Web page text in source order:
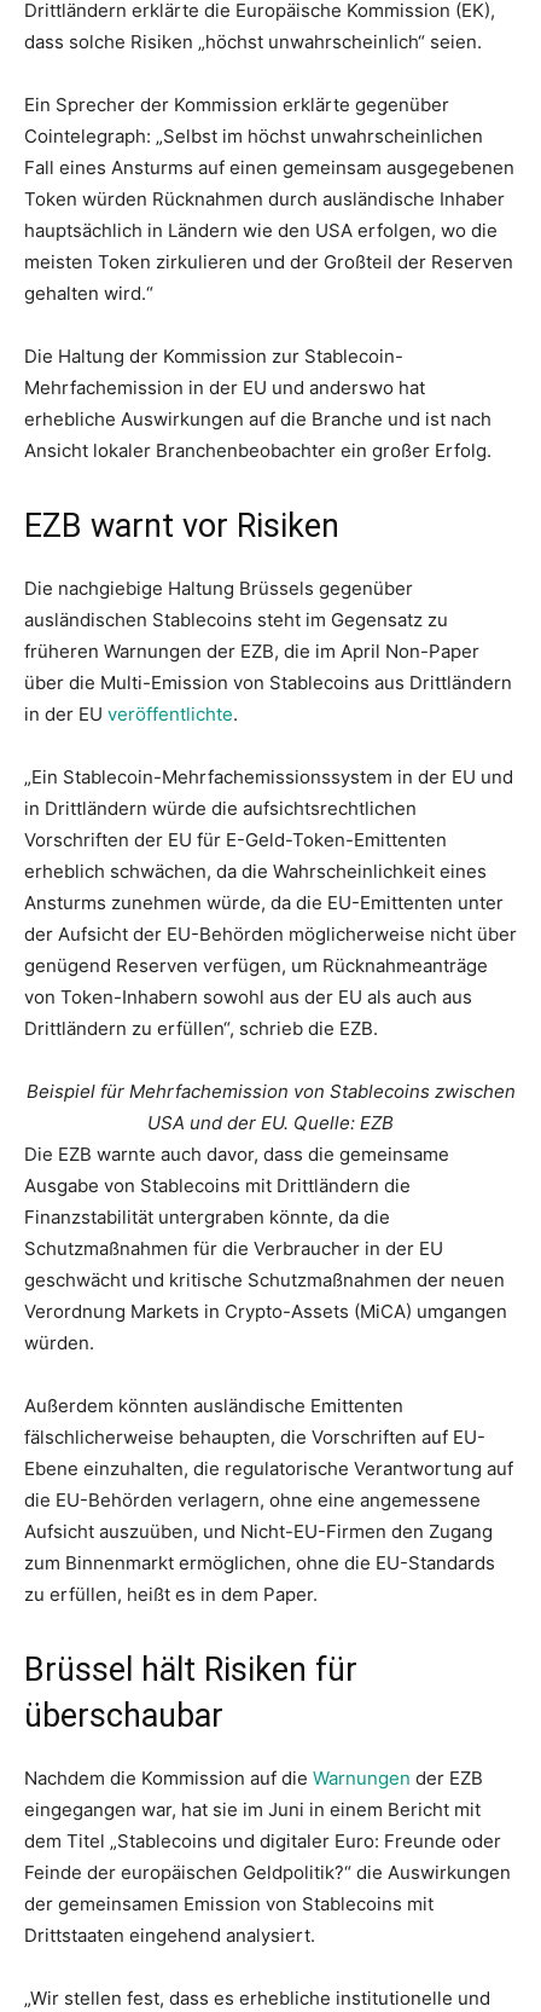
Drittländern erklärte die Europäische Kommission (EK),
dass solche Risiken „höchst unwahrscheinlich“ seien.
Ein Sprecher der Kommission erklärte gegenüber
Cointelegraph: „Selbst im höchst unwahrscheinlichen
Fall eines Ansturms auf einen gemeinsam ausgegebenen
Token würden Rücknahmen durch ausländische Inhaber
hauptsächlich in Ländern wie den USA erfolgen, wo die
meisten Token zirkulieren und der Großteil der Reserven
gehalten wird.“
Die Haltung der Kommission zur Stablecoin-
Mehrfachemission in der EU und anderswo hat
erhebliche Auswirkungen auf die Branche und ist nach
Ansicht lokaler Branchenbeobachter ein großer Erfolg.
EZB warnt vor Risiken
Die nachgiebige Haltung Brüssels gegenüber
ausländischen Stablecoins steht im Gegensatz zu
früheren Warnungen der EZB, die im April Non-Paper
über die Multi-Emission von Stablecoins aus Drittländern
in der EU veröffentlichte.
„Ein Stablecoin-Mehrfachemissionssystem in der EU und
in Drittländern würde die aufsichtsrechtlichen
Vorschriften der EU für E-Geld-Token-Emittenten
erheblich schwächen, da die Wahrscheinlichkeit eines
Ansturms zunehmen würde, da die EU-Emittenten unter
der Aufsicht der EU-Behörden möglicherweise nicht über
genügend Reserven verfügen, um Rücknahmeanträge
von Token-Inhabern sowohl aus der EU als auch aus
Drittländern zu erfüllen“, schrieb die EZB.
Beispiel für Mehrfachemission von Stablecoins zwischen
USA und der EU. Quelle: EZB
Die EZB warnte auch davor, dass die gemeinsame
Ausgabe von Stablecoins mit Drittländern die
Finanzstabilität untergraben könnte, da die
Schutzmaßnahmen für die Verbraucher in der EU
geschwächt und kritische Schutzmaßnahmen der neuen
Verordnung Markets in Crypto-Assets (MiCA) umgangen
würden.
Außerdem könnten ausländische Emittenten
fälschlicherweise behaupten, die Vorschriften auf EU-
Ebene einzuhalten, die regulatorische Verantwortung auf
die EU-Behörden verlagern, ohne eine angemessene
Aufsicht auszuüben, und Nicht-EU-Firmen den Zugang
zum Binnenmarkt ermöglichen, ohne die EU-Standards
zu erfüllen, heißt es in dem Paper.
Brüssel hält Risiken für
überschaubar
Nachdem die Kommission auf die Warnungen der EZB
eingegangen war, hat sie im Juni in einem Bericht mit
dem Titel „Stablecoins und digitaler Euro: Freunde oder
Feinde der europäischen Geldpolitik?“ die Auswirkungen
der gemeinsamen Emission von Stablecoins mit
Drittstaaten eingehend analysiert.
„Wir stellen fest, dass es erhebliche institutionelle und